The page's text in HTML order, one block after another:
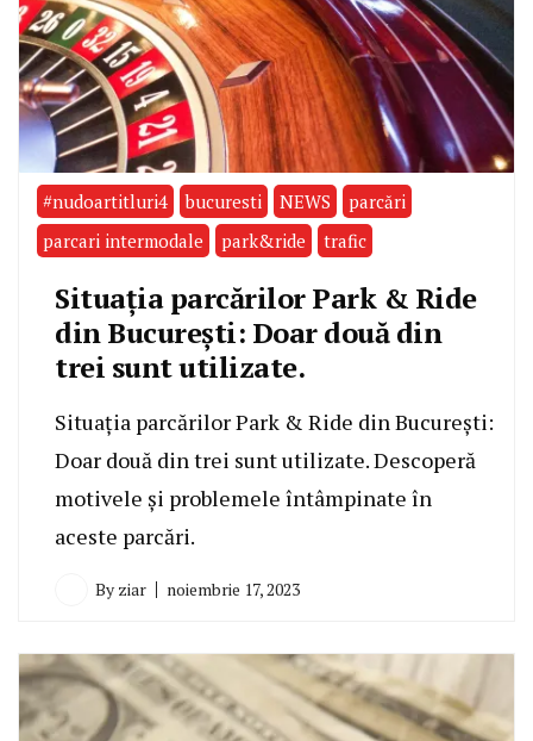
#nudoartitluri4 bucuresti NEWS
parcări
parcari intermodale
park&ride trafic
Situația parcărilor Park & Ride
din București: Doar două din
trei sunt utilizate.
Situația parcărilor Park & Ride din București:
Doar două din trei sunt utilizate. Descoperă
motivele și problemele întâmpinate în
aceste parcări.
By ziar noiembrie 17, 2023